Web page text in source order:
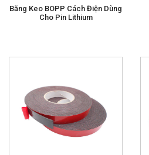
Băng Keo BOPP Cách Điện Dùng
Cho Pin Lithium